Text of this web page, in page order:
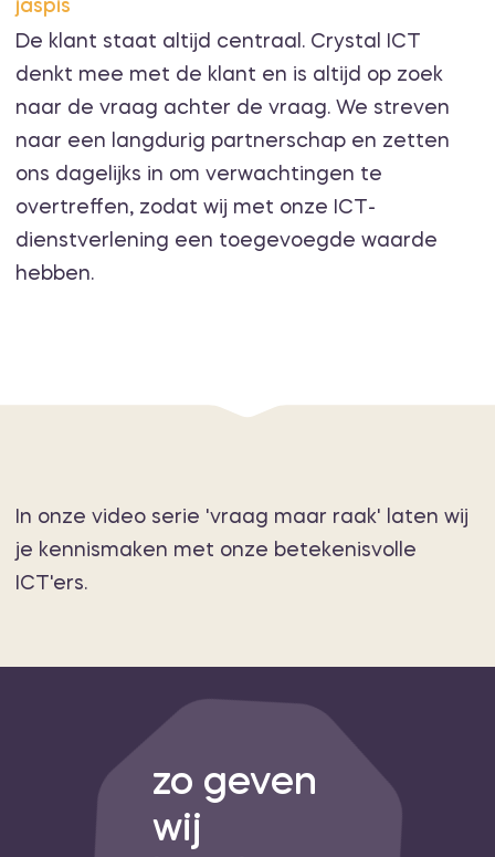
jaspis
De klant staat altijd centraal. Crystal ICT
denkt mee met de klant en is altijd op zoek
naar de vraag achter de vraag. We streven
naar een langdurig partnerschap en zetten
ons dagelijks in om verwachtingen te
overtreffen, zodat wij met onze ICT-
dienstverlening een toegevoegde waarde
hebben.
In onze video serie 'vraag maar raak' laten wij
je kennismaken met onze betekenisvolle
ICT'ers.
zo geven
wij